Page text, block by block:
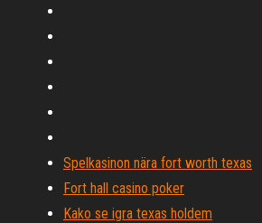
Spelkasinon nära fort worth texas
Fort hall casino poker
Kako se igra texas holdem